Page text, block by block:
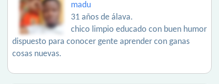
madu
31 años de álava.
chico limpio educado con buen humor
dispuesto para conocer gente aprender con ganas
cosas nuevas.